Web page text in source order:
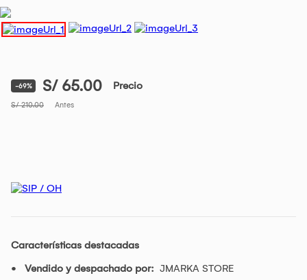
-69% S/ 65.00 Precio
S/ 210.00 Antes
Características destacadas
Vendido y despachado por: JMARKA STORE